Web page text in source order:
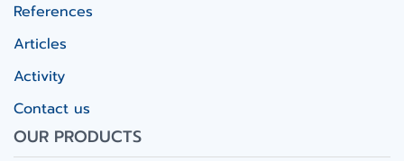
References
Articles
Activity
Contact us
OUR PRODUCTS